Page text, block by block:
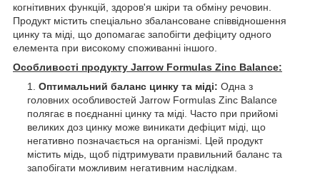
когнітивних функцій, здоров'я шкіри та обміну речовин.
Продукт містить спеціально збалансоване співвідношення
цинку та міді, що допомагає запобігти дефіциту одного
елемента при високому споживанні іншого.
Особливості продукту Jarrow Formulas Zinc Balance:
Оптимальний баланс цинку та міді: Одна з
головних особливостей Jarrow Formulas Zinc Balance
полягає в поєднанні цинку та міді. Часто при прийомі
великих доз цинку може виникати дефіцит міді, що
негативно позначається на організмі. Цей продукт
містить мідь, щоб підтримувати правильний баланс та
запобігати можливим негативним наслідкам.